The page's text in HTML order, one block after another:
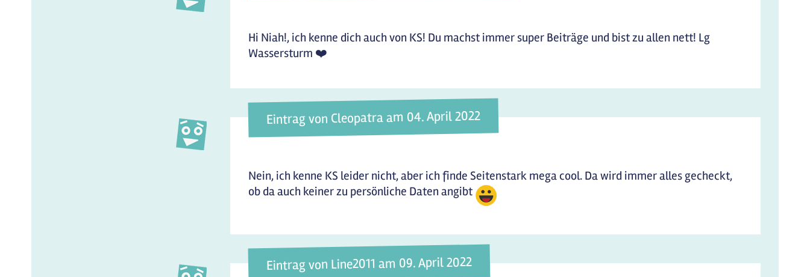
Hi Niah!, ich kenne dich auch von KS! Du machst immer super Beiträge und bist zu allen nett! Lg
Wassersturm ❤️
Eintrag von Cleopatra am 04. April 2022
Nein, ich kenne KS leider nicht, aber ich finde Seitenstark mega cool. Da wird immer alles gecheckt,
ob da auch keiner zu persönliche Daten angibt
Eintrag von Line2011 am 09. April 2022